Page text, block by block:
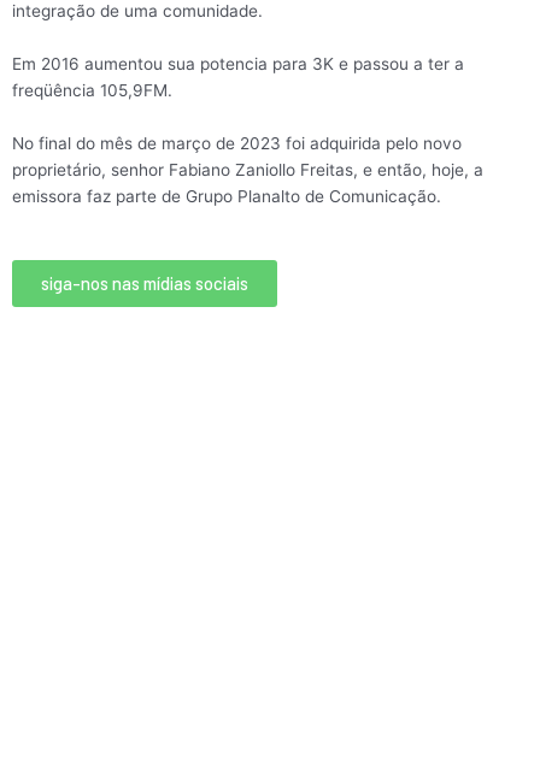
integração de uma comunidade.
Em 2016 aumentou sua potencia para 3K e passou a ter a
freqüência 105,9FM.
No final do mês de março de 2023 foi adquirida pelo novo
proprietário, senhor Fabiano Zaniollo Freitas, e então, hoje, a
emissora faz parte de Grupo Planalto de Comunicação.
siga-nos nas mídias sociais